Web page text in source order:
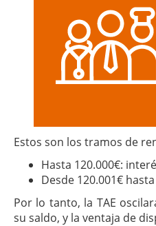
Estos son los tramos de
Hasta 120.000€:
Desde 120.001€
Por lo tanto, la TAE
su saldo, y la ventaja de